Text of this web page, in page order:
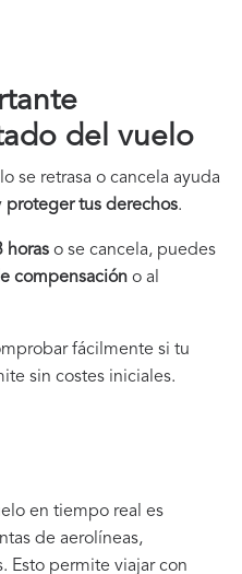
del vuelo
se retrasa o cancela ayuda
proteger tus derechos.
horas o se cancela, puedes
compensación o al
fácilmente si tu
sin costes iniciales.
en tiempo real es
de aerolíneas,
Esto permite viajar con